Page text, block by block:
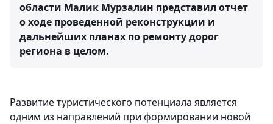
области Малик Мурзалин представил отчет
о ходе проведенной реконструкции и
дальнейших планах по ремонту дорог
региона в целом.
Развитие туристического потенциала является
одним из направлений при формировании новой